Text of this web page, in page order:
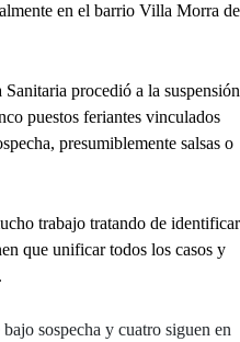
en el barrio Villa Morra de
procedió a la suspensión
puestos feriantes vinculados
presumiblemente salsas o
trabajo tratando de identificar
que unificar todos los casos y
sospecha y cuatro siguen en